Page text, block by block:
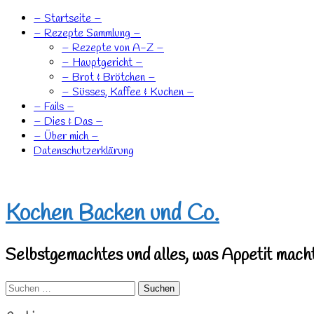
– Startseite –
– Rezepte Sammlung –
– Rezepte von A-Z –
– Hauptgericht –
– Brot & Brötchen –
– Süsses, Kaffee & Kuchen –
– Fails –
– Dies & Das –
– Über mich –
Datenschutzerklärung
Kochen Backen und Co.
Selbstgemachtes und alles, was Appetit
Suchen